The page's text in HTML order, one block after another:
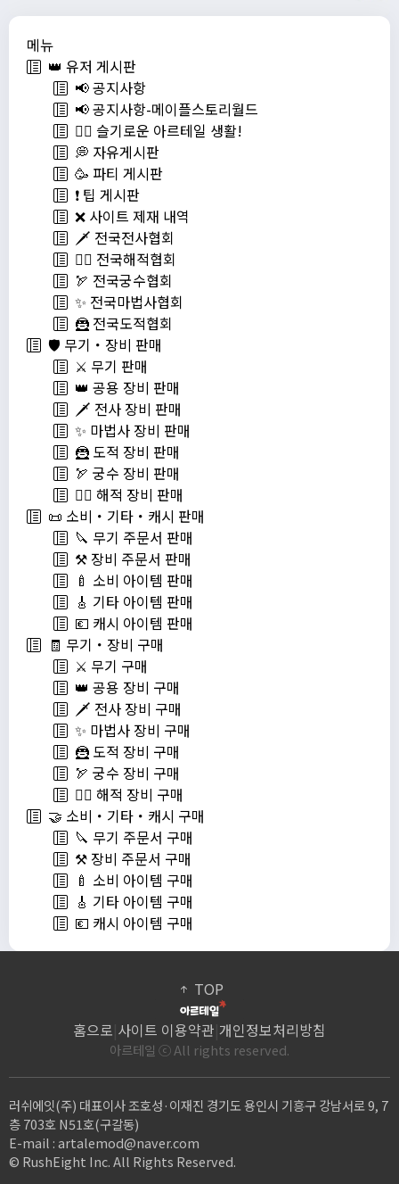
메뉴
👑 유저 게시판
📢 공지사항
📢 공지사항-메이플스토리월드
💁‍♂ 슬기로운 아르테일 생활!
💭 자유게시판
🥳 파티 게시판
❗️ 팁 게시판
❌ 사이트 제재 내역
🗡️ 전국전사협회
🏴‍☠️ 전국해적협회
🏹 전국궁수협회
✨ 전국마법사협회
🦹 전국도적협회
🛡️ 무기・장비 판매
⚔️ 무기 판매
👑 공용 장비 판매
🗡️ 전사 장비 판매
✨ 마법사 장비 판매
🦹 도적 장비 판매
🏹 궁수 장비 판매
🏴‍☠️ 해적 장비 판매
📜 소비・기타・캐시 판매
🔪 무기 주문서 판매
⚒️ 장비 주문서 판매
🍼 소비 아이템 판매
🎸 기타 아이템 판매
💶 캐시 아이템 판매
🧾 무기・장비 구매
⚔️ 무기 구매
👑 공용 장비 구매
🗡️ 전사 장비 구매
✨ 마법사 장비 구매
🦹 도적 장비 구매
🏹 궁수 장비 구매
🏴‍☠️ 해적 장비 구매
🤝 소비・기타・캐시 구매
🔪 무기 주문서 구매
⚒️ 장비 주문서 구매
🍼 소비 아이템 구매
🎸 기타 아이템 구매
💶 캐시 아이템 구매
TOP
홈으로 사이트 이용약관 개인정보처리방침
아르테일 ⓒ All rights reserved.
러쉬에잇(주) 대표이사 조호성·이재진 경기도 용인시 기흥구 강남서로 9, 7
층 703호 N51호(구갈동)
E-mail :artalemod@naver.com
© RushEight Inc. All Rights Reserved.